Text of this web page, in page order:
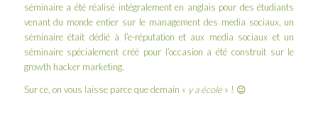
séminaire a été réalisé intégralement en anglais pour des étudiants
venant du monde entier sur le management des media sociaux, un
séminaire était dédié à l’e-réputation et aux media sociaux et un
séminaire spécialement créé pour l’occasion a été construit sur le
growth hacker marketing.
Sur ce, on vous laisse parce que demain « y a école» ! 😉